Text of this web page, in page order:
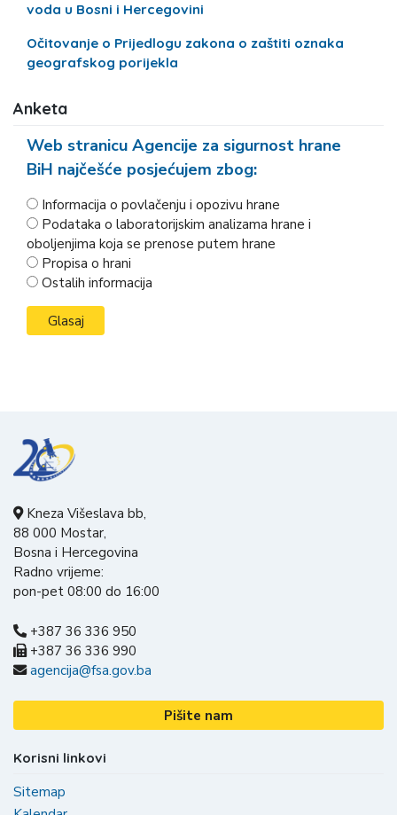
voda u Bosni i Hercegovini
Očitovanje o Prijedlogu zakona o zaštiti oznaka
geografskog porijekla
Anketa
Web stranicu Agencije za sigurnost hrane
BiH najčešće posjećujem zbog:
Informacija o povlačenju i opozivu hrane
Podataka o laboratorijskim analizama hrane i
oboljenjima koja se prenose putem hrane
Propisa o hrani
Ostalih informacija
Kneza Višeslava bb,
88 000 Mostar,
Bosna i Hercegovina
Radno vrijeme:
pon-pet 08:00 do 16:00
+387 36 336 950
+387 36 336 990
agencija@fsa.gov.ba
Pišite nam
Korisni linkovi
Sitemap